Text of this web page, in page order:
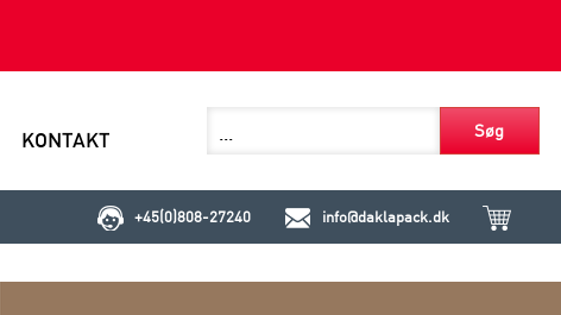
KONTAKT Søg
+45(0)808-27240 info@daklapack.dk